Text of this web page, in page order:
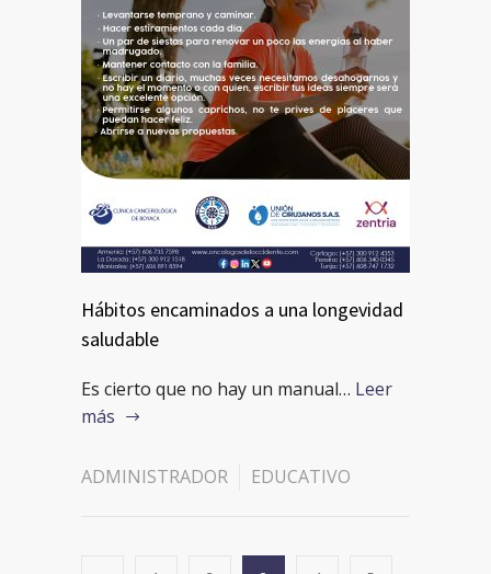
Hábitos encaminados a una longevidad
saludable
Es cierto que no hay un manual… Leer
más
ADMINISTRADOR EDUCATIVO